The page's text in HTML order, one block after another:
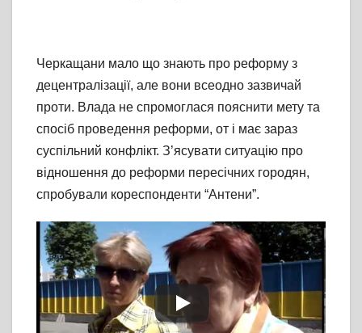
Черкащани мало що знають про реформу з
децентралізації, але вони всеодно зазвичай
проти. Влада не спромоглася пояснити мету та
спосіб проведення реформи, от і має зараз
суспільний конфлікт. З’ясувати ситуацію про
відношення до реформи пересічних городян,
спробували кореспонденти “Антени”.